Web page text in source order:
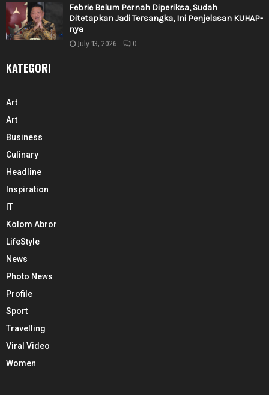
Febrie Belum Pernah Diperiksa, Sudah
Ditetapkan Jadi Tersangka, Ini Penjelasan KUHAP-
nya
July 13, 2026 0
KATEGORI
Art
Art
Business
Culinary
Headline
Inspiration
IT
Kolom Abror
LifeStyle
News
Photo News
Profile
Sport
Travelling
Viral Video
Women